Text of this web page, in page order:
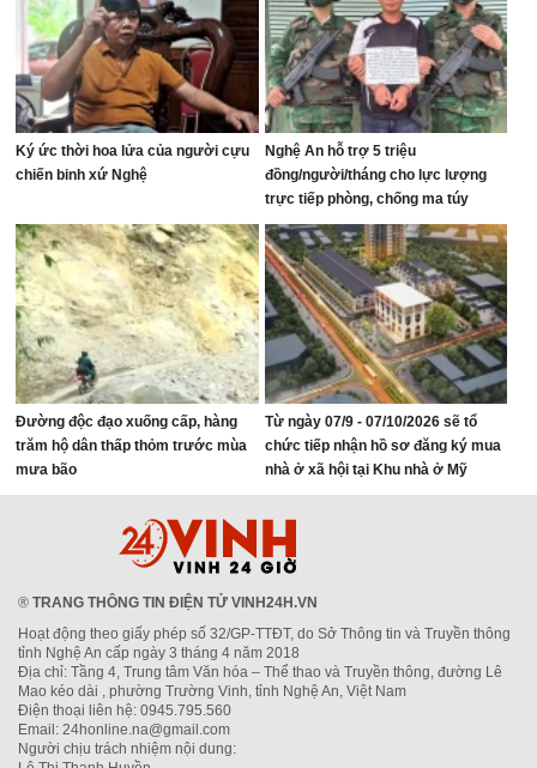
Ký ức thời hoa lửa của người cựu
chiến binh xứ Nghệ
Nghệ An hỗ trợ 5 triệu
đồng/người/tháng cho lực lượng
trực tiếp phòng, chống ma túy
Đường độc đạo xuống cấp, hàng
trăm hộ dân thấp thỏm trước mùa
mưa bão
Từ ngày 07/9 - 07/10/2026 sẽ tổ
chức tiếp nhận hồ sơ đăng ký mua
nhà ở xã hội tại Khu nhà ở Mỹ
Thượng, phường Vinh Lộc
® TRANG THÔNG TIN ĐIỆN TỬ VINH24H.VN
Hoạt động theo giấy phép số 32/GP-TTĐT, do Sở Thông tin và Truyền thông
tỉnh Nghệ An cấp ngày 3 tháng 4 năm 2018
Địa chỉ: Tầng 4, Trung tâm Văn hóa – Thể thao và Truyền thông, đường Lê
Mao kéo dài , phường Trường Vinh, tỉnh Nghệ An, Việt Nam
Điện thoại liên hệ: 0945.795.560
Email: 24honline.na@gmail.com
Người chịu trách nhiệm nội dung: